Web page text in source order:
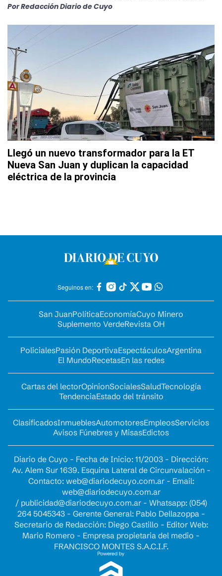
PorRedacción Diario de Cuyo
Llegó un nuevo transformador para la ET
Nueva San Juan y duplican la capacidad
eléctrica de la provincia
Seguinos en:
San JuanPolíticaEconomíaCuyo Minero
Suplemento VerdeRevista OH
PolicialesPasión DeportivaEspectáculosArgentina
El MundoRecetasEn las redes
Cartas del lectorOpinionSocialesSaludTecnología
TendenciaEstado del tránsito
ClasificadosInmueblesAutomotoresEmpleosServicios
Avisos Fúnebres y MisasEdictos
Diario de Cuyo - Fecha de Inicio: 11/2003 - Dirección:
Av. Alem Sur 1639. Esquina Lateral de Circunvalación -
Contacto: web@diariodecuyo.com.ar- Email:
web@diariodecuyo.com.ar
/ publicidad@diariodecuyo.com.ar- Whatsapp: (054)
264 5045343 - Gerente General: Pablo Dellazoppa -
Secretario de Redacción: Diego Castillo - Editor Web:
Mario Romero - Empresa propietaria del medio -
FRANCISCO MONTES S.A.C.I.F.